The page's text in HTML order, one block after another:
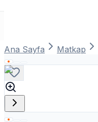
Ana Sayfa Matkap